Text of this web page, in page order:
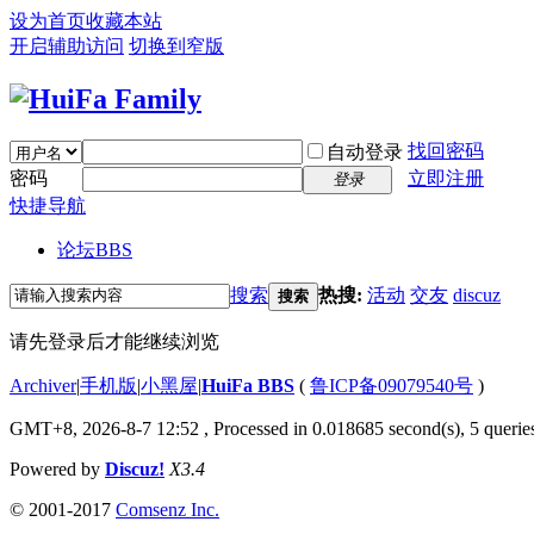
设为首页收藏本站
开启辅助访问 切换到窄版
自动登录 找回密码
密码
登录
立即注册
快捷导航
论坛BBS
搜索 搜索 热搜: 活动 交友 discuz
请先登录后才能继续浏览
Archiver|手机版|小黑屋|HuiFa BBS ( 鲁ICP备09079540号 )
GMT+8, 2026-8-7 12:52 , Processed in 0.018685 second(s), 5
Powered by Discuz! X3.4
© 2001-2017 Comsenz Inc.